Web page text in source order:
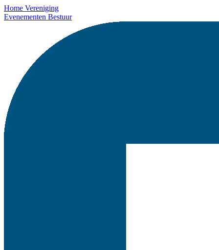
Home Vereniging
Evenementen Bestuur